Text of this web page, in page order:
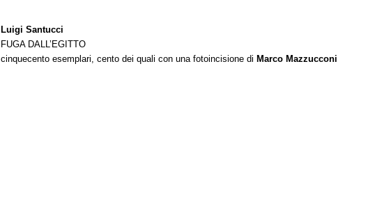
Luigi Santucci
FUGA DALL’EGITTO
cinquecento esemplari, cento dei quali con una fotoincisione di Marco Mazzucconi